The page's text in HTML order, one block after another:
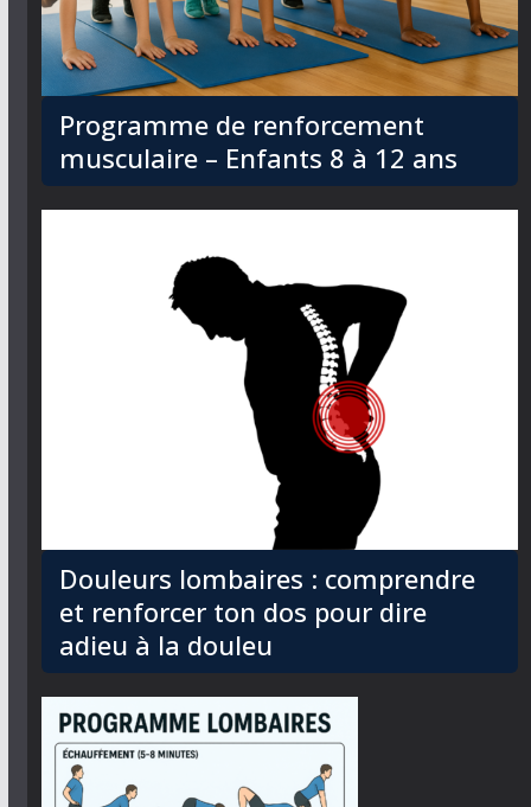
Programme de renforcement
musculaire – Enfants 8 à 12 ans
Douleurs lombaires : comprendre
et renforcer ton dos pour dire
adieu à la douleu